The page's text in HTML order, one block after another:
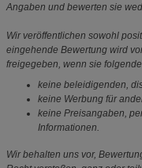
Angaben und bewerten sie
Wir veröffentlichen sowohl
eingehende Bewertung wird
freigegeben, wenn sie
keine beleidigenden,
keine Werbung für
keine Preisangaben,
Informationen.
Wir behalten uns vor,